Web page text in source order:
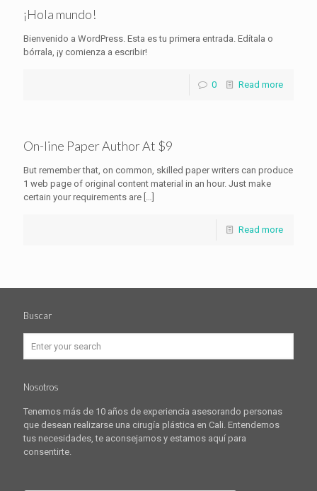
¡Hola mundo!
Bienvenido a WordPress. Esta es tu primera entrada. Edítala o
bórrala, ¡y comienza a escribir!
0 Read more
On-line Paper Author At $9
But remember that, on common, skilled paper writers can produce
1 web page of original content material in an hour. Just make
certain your requirements are […]
Read more
Buscar
Nosotros
Tenemos más de 10 años de experiencia asesorando personas
que desean realizarse una cirugía plástica en Cali. Entendemos
tus necesidades, te aconsejamos y estamos aquí para
consentirte.